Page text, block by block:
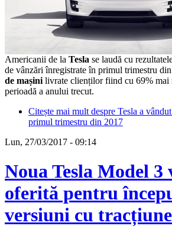
Americanii de la Tesla se laudă cu
de vânzări înregistrate în primul trimestru
de mașini livrate clienților fiind cu 69% mai
perioadă a anului trecut.
Citește mai mult despre Tesla a
primul trimestru din 2017
Lun, 27/03/2017 - 09:14
Noua Tesla Model 3
oferită pentru
versiuni cu